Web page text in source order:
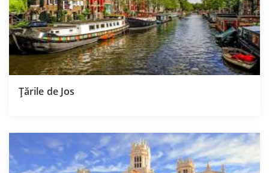
Țările de Jos